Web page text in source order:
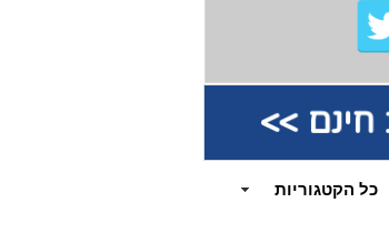
כל הקטגוריות
חינם >>